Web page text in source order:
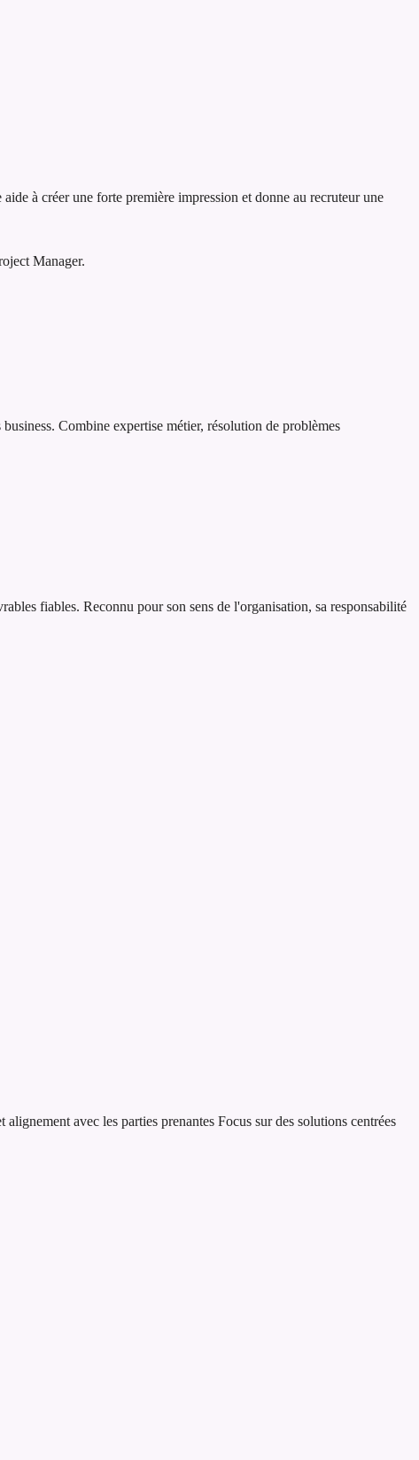
à créer une forte première impression et donne au recruteur une
Manager.
Combine expertise métier, résolution de problèmes
fiables. Reconnu pour son sens de l'organisation, sa responsabilité
avec les parties prenantes Focus sur des solutions centrées